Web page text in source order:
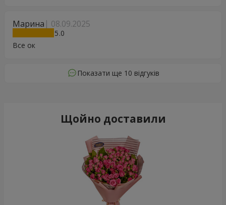
Марина 08.09.2025
5
Все ок
Показати ще 10 відгуків
Щойно доставили